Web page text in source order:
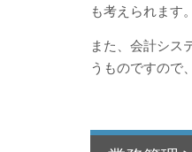
も考えられます。
また、会計シス
うものですので